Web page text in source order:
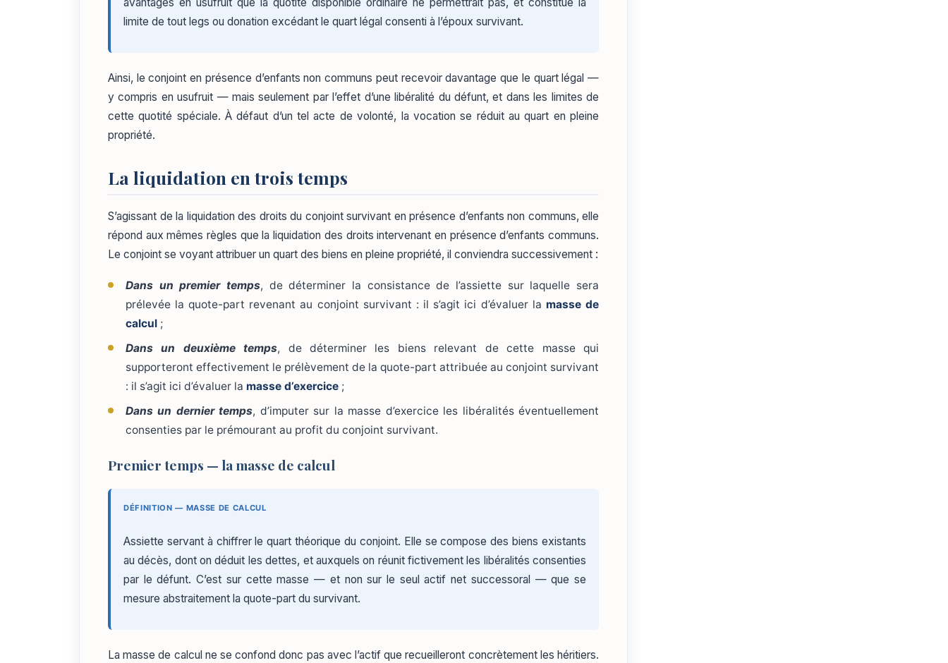
limite de tout legs ou donation excédant le quart légal consenti à l’époux survivant.
Ainsi, le conjoint en présence d’enfants non communs peut recevoir davantage que le quart légal —
y compris en usufruit — mais seulement par l’effet d’une libéralité du défunt, et dans les limites de
cette quotité spéciale. À défaut d’un tel acte de volonté, la vocation se réduit au quart en pleine
propriété.
La liquidation en trois temps
S’agissant de la liquidation des droits du conjoint survivant en présence d’enfants non communs, elle
répond aux mêmes règles que la liquidation des droits intervenant en présence d’enfants communs.
Le conjoint se voyant attribuer un quart des biens en pleine propriété, il conviendra successivement :
Dans un premier temps, de déterminer la consistance de l’assiette sur laquelle sera
prélevée la quote-part revenant au conjoint survivant : il s’agit ici d’évaluer la masse de
calcul;
Dans un deuxième temps, de déterminer les biens relevant de cette masse qui
supporteront effectivement le prélèvement de la quote-part attribuée au conjoint survivant
: il s’agit ici d’évaluer la masse d’exercice;
Dans un dernier temps, d’imputer sur la masse d’exercice les libéralités éventuellement
consenties par le prémourant au profit du conjoint survivant.
Premier temps — la masse de calcul
DÉFINITION — MASSE DE CALCUL
Assiette servant à chiffrer le quart théorique du conjoint. Elle se compose des biens existants
au décès, dont on déduit les dettes, et auxquels on réunit fictivement les libéralités consenties
par le défunt. C’est sur cette masse — et non sur le seul actif net successoral — que se
mesure abstraitement la quote-part du survivant.
La masse de calcul ne se confond donc pas avec l’actif que recueilleront concrètement les héritiers.